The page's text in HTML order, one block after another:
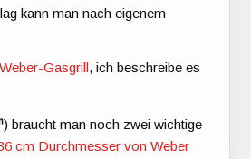
kann man nach eigenem
Gasgrill, ich beschreibe es
) braucht man noch zwei wichtige
cm Durchmesser von Weber